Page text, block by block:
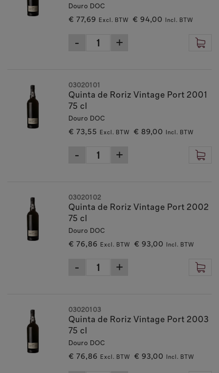
Douro DOC
€ 77,69 Excl. BTW € 94,00 Incl. BTW
Quinta de Roriz Vintage Port 2001
75 cl
Douro DOC
€ 73,55 Excl. BTW € 89,00 Incl. BTW
03020101
Quinta de Roriz Vintage Port 2002
75 cl
Douro DOC
€ 76,86 Excl. BTW € 93,00 Incl. BTW
03020102
Quinta de Roriz Vintage Port 2003
75 cl
Douro DOC
€ 76,86 Excl. BTW € 93,00 Incl. BTW
03020103